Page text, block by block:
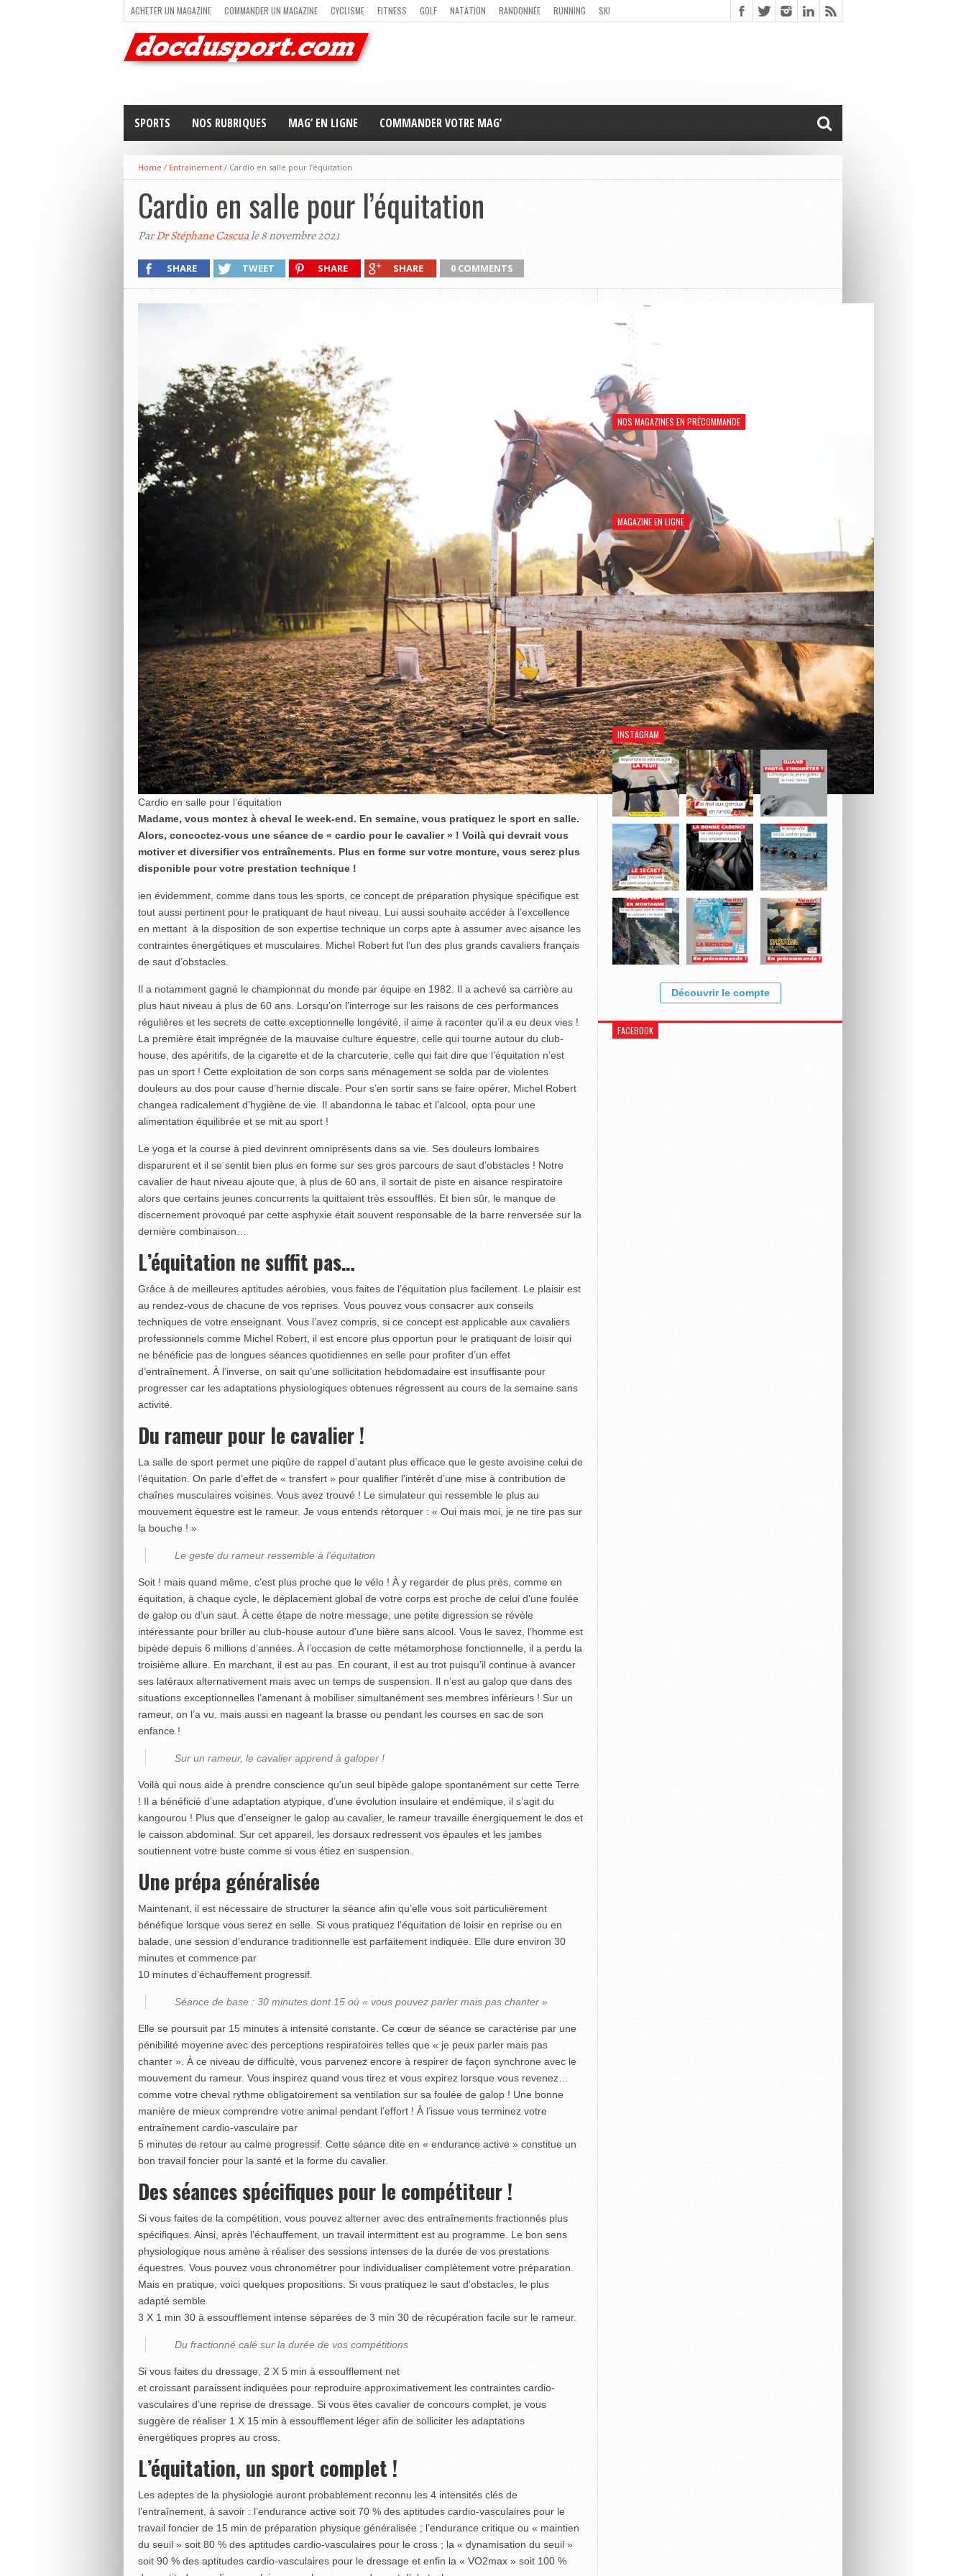
ACHETER UN MAGAZINE COMMANDER UN MAGAZINE CYCLISME FITNESS GOLF NATATION RANDONNÉE RUNNING
SKI
TRAIL RUNNING
TRIATHLON VOILE NEWSLETTER MAG’ EN LIGNE
SPORTS NOS RUBRIQUES MAG’ EN LIGNE COMMANDER VOTRE MAG’
Home / Entraînement / Cardio en salle pour l’équitation
Cardio en salle pour l’équitation
ParDr Stéphane Cascuale 8 novembre 2021
SHARE TWEET SHARE SHARE 0 COMMENTS
Cardio en salle pour l’équitation
Madame, vous montez à cheval le week-end. En semaine, vous pratiquez le sport en salle.
Alors, concoctez-vous une séance de « cardio pour le cavalier » ! Voilà qui devrait vous
motiver et diversifier vos entraînements. Plus en forme sur votre monture, vous serez plus
disponible pour votre prestation technique !
ien évidemment, comme dans tous les sports, ce concept de préparation physique spécifique est
tout aussi pertinent pour le pratiquant de haut niveau. Lui aussi souhaite accéder à l’excellence
en mettant à la disposition de son expertise technique un corps apte à assumer avec aisance les
contraintes énergétiques et musculaires. Michel Robert fut l’un des plus grands cavaliers français
de saut d’obstacles.
Il a notamment gagné le championnat du monde par équipe en 1982. Il a achevé sa carrière au
plus haut niveau à plus de 60 ans. Lorsqu’on l’interroge sur les raisons de ces performances
régulières et les secrets de cette exceptionnelle longévité, il aime à raconter qu’il a eu deux vies !
La première était imprégnée de la mauvaise culture équestre, celle qui tourne autour du club-
house, des apéritifs, de la cigarette et de la charcuterie, celle qui fait dire que l’équitation n’est
pas un sport ! Cette exploitation de son corps sans ménagement se solda par de violentes
douleurs au dos pour cause d’hernie discale. Pour s’en sortir sans se faire opérer, Michel Robert
changea radicalement d’hygiène de vie. Il abandonna le tabac et l’alcool, opta pour une
alimentation équilibrée et se mit au sport !
Le yoga et la course à pied devinrent omniprésents dans sa vie. Ses douleurs lombaires
disparurent et il se sentit bien plus en forme sur ses gros parcours de saut d’obstacles ! Notre
cavalier de haut niveau ajoute que, à plus de 60 ans, il sortait de piste en aisance respiratoire
alors que certains jeunes concurrents la quittaient très essoufflés. Et bien sûr, le manque de
discernement provoqué par cette asphyxie était souvent responsable de la barre renversée sur la
dernière combinaison…
L’équitation ne suffit pas…
Grâce à de meilleures aptitudes aérobies, vous faites de l’équitation plus facilement. Le plaisir est
au rendez-vous de chacune de vos reprises. Vous pouvez vous consacrer aux conseils
techniques de votre enseignant. Vous l’avez compris, si ce concept est applicable aux cavaliers
professionnels comme Michel Robert, il est encore plus opportun pour le pratiquant de loisir qui
ne bénéficie pas de longues séances quotidiennes en selle pour profiter d’un effet
d’entraînement. À l’inverse, on sait qu’une sollicitation hebdomadaire est insuffisante pour
progresser car les adaptations physiologiques obtenues régressent au cours de la semaine sans
activité.
Du rameur pour le cavalier !
La salle de sport permet une piqûre de rappel d’autant plus efficace que le geste avoisine celui de
l’équitation. On parle d’effet de « transfert » pour qualifier l’intérêt d’une mise à contribution de
chaînes musculaires voisines. Vous avez trouvé ! Le simulateur qui ressemble le plus au
mouvement équestre est le rameur. Je vous entends rétorquer : « Oui mais moi, je ne tire pas sur
la bouche ! »
Le geste du rameur ressemble à l’équitation
Soit ! mais quand même, c’est plus proche que le vélo ! À y regarder de plus près, comme en
équitation, à chaque cycle, le déplacement global de votre corps est proche de celui d’une foulée
de galop ou d’un saut. À cette étape de notre message, une petite digression se révèle
intéressante pour briller au club-house autour d’une bière sans alcool. Vous le savez, l’homme est
bipède depuis 6 millions d’années. À l’occasion de cette métamorphose fonctionnelle, il a perdu la
troisième allure. En marchant, il est au pas. En courant, il est au trot puisqu’il continue à avancer
ses latéraux alternativement mais avec un temps de suspension. Il n’est au galop que dans des
situations exceptionnelles l’amenant à mobiliser simultanément ses membres inférieurs ! Sur un
rameur, on l’a vu, mais aussi en nageant la brasse ou pendant les courses en sac de son
enfance !
Sur un rameur, le cavalier apprend à galoper !
Voilà qui nous aide à prendre conscience qu’un seul bipède galope spontanément sur cette Terre
! Il a bénéficié d’une adaptation atypique, d’une évolution insulaire et endémique, il s’agit du
kangourou ! Plus que d’enseigner le galop au cavalier, le rameur travaille énergiquement le dos et
le caisson abdominal. Sur cet appareil, les dorsaux redressent vos épaules et les jambes
soutiennent votre buste comme si vous étiez en suspension.
Une prépa généralisée
Maintenant, il est nécessaire de structurer la séance afin qu’elle vous soit particulièrement
bénéfique lorsque vous serez en selle. Si vous pratiquez l’équitation de loisir en reprise ou en
balade, une session d’endurance traditionnelle est parfaitement indiquée. Elle dure environ 30
minutes et commence par
10 minutes d’échauffement progressif.
Séance de base : 30 minutes dont 15 où « vous pouvez parler mais pas chanter »
Elle se poursuit par 15 minutes à intensité constante. Ce cœur de séance se caractérise par une
pénibilité moyenne avec des perceptions respiratoires telles que « je peux parler mais pas
chanter ». À ce niveau de difficulté, vous parvenez encore à respirer de façon synchrone avec le
mouvement du rameur. Vous inspirez quand vous tirez et vous expirez lorsque vous revenez…
comme votre cheval rythme obligatoirement sa ventilation sur sa foulée de galop ! Une bonne
manière de mieux comprendre votre animal pendant l’effort ! À l’issue vous terminez votre
entraînement cardio-vasculaire par
5 minutes de retour au calme progressif. Cette séance dite en « endurance active » constitue un
bon travail foncier pour la santé et la forme du cavalier.
Des séances spécifiques pour le compétiteur !
Si vous faites de la compétition, vous pouvez alterner avec des entraînements fractionnés plus
spécifiques. Ainsi, après l’échauffement, un travail intermittent est au programme. Le bon sens
physiologique nous amène à réaliser des sessions intenses de la durée de vos prestations
équestres. Vous pouvez vous chronométrer pour individualiser complètement votre préparation.
Mais en pratique, voici quelques propositions. Si vous pratiquez le saut d’obstacles, le plus
adapté semble
3 X 1 min 30 à essoufflement intense séparées de 3 min 30 de récupération facile sur le rameur.
Du fractionné calé sur la durée de vos compétitions
Si vous faites du dressage, 2 X 5 min à essoufflement net
et croissant paraissent indiquées pour reproduire approximativement les contraintes cardio-
vasculaires d’une reprise de dressage. Si vous êtes cavalier de concours complet, je vous
suggère de réaliser 1 X 15 min à essoufflement léger afin de solliciter les adaptations
énergétiques propres au cross.
L’équitation, un sport complet !
Les adeptes de la physiologie auront probablement reconnu les 4 intensités clés de
l’entraînement, à savoir : l’endurance active soit 70 % des aptitudes cardio-vasculaires pour le
travail foncier de 15 min de préparation physique généralisée ; l’endurance critique ou « maintien
du seuil » soit 80 % des aptitudes cardio-vasculaires pour le cross ; la « dynamisation du seuil »
soit 90 % des aptitudes cardio-vasculaires pour le dressage et enfin la « VO2max » soit 100 %
NOS MAGAZINES EN PRÉCOMMANDE
Natation Santé 2026
8,90
MAGAZINE EN LIGNE
Découvrez notre dernier numéro Natation Santé.
Je découvre le magazine
INSTAGRAM
Découvrir le compte
FACEBOOK